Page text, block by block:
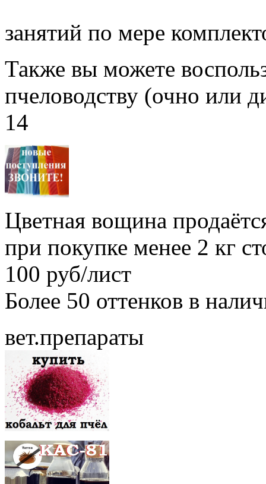
занятий по мере
Также вы можете
пчеловодству (очно или
14
Цветная вощина
при покупке менее 2 кг
100 руб/лист
Более 50 оттенков в
вет.препараты